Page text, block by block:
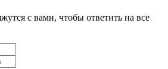
с вами, чтобы ответить на все